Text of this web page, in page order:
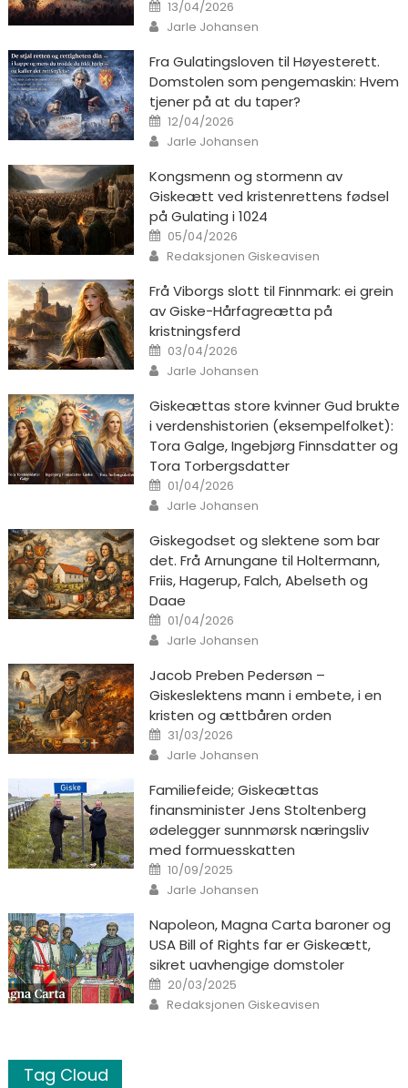
Posted on
13/04/2026
Author
Jarle Johansen
Fra Gulatingsloven til Høyesterett.
Domstolen som pengemaskin: Hvem
tjener på at du taper?
Posted on
12/04/2026
Author
Jarle Johansen
Kongsmenn og stormenn av
Giskeætt ved kristenrettens fødsel
på Gulating i 1024
Posted on
05/04/2026
Author
Redaksjonen Giskeavisen
Frå Viborgs slott til Finnmark: ei grein
av Giske-Hårfagreætta på
kristningsferd
Posted on
03/04/2026
Author
Jarle Johansen
Giskeættas store kvinner Gud brukte
i verdenshistorien (eksempelfolket):
Tora Galge, Ingebjørg Finnsdatter og
Tora Torbergsdatter
Posted on
01/04/2026
Author
Jarle Johansen
Giskegodset og slektene som bar
det. Frå Arnungane til Holtermann,
Friis, Hagerup, Falch, Abelseth og
Daae
Posted on
01/04/2026
Author
Jarle Johansen
Jacob Preben Pedersøn –
Giskeslektens mann i embete, i en
kristen og ættbåren orden
Posted on
31/03/2026
Author
Jarle Johansen
Familiefeide; Giskeættas
finansminister Jens Stoltenberg
ødelegger sunnmørsk næringsliv
med formuesskatten
Posted on
10/09/2025
Author
Jarle Johansen
Napoleon, Magna Carta baroner og
USA Bill of Rights far er Giskeætt,
sikret uavhengige domstoler
Posted on
20/03/2025
Author
Redaksjonen Giskeavisen
Tag Cloud